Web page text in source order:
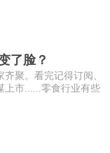
了脸？
聚。看完记得订阅、
上市......零食行业有些